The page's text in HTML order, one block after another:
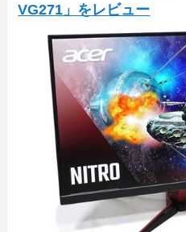
VG271」をレビュー